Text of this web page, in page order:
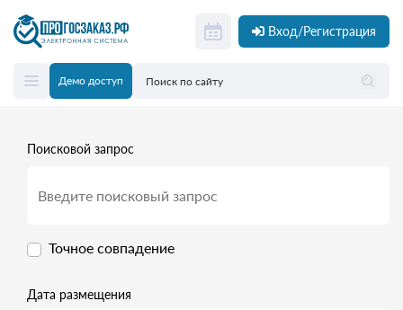
Вход/Регистрация
Демо доступ
Поисковой запрос
Точное совпадение
Дата размещения